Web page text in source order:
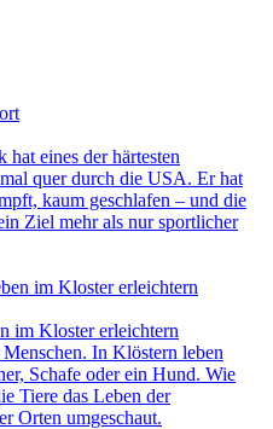
eines der härtesten
quer durch die USA. Er hat
kaum geschlafen – und die
Ziel mehr als nur sportlicher
im Kloster erleichtern
In Klöstern leben
Schafe oder ein Hund. Wie
Tiere das Leben der
Orten umgeschaut.